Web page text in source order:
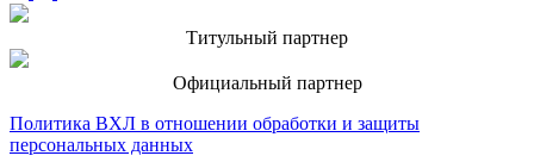
Титульный партнер
Официальный партнер
Политика ВХЛ в отношении обработки и защиты
персональных данных